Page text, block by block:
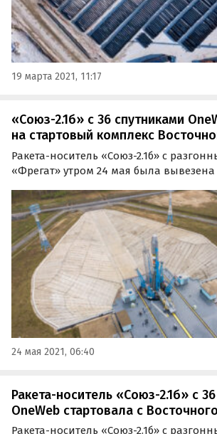
19 марта 2021, 11:17
«Союз-2.1б» с 36 спутниками
на стартовый комплекс
Ракета-носитель «Союз-2.1б» с
«Фрегат» утром 24 мая была
нагрузки ракеты в рамках
мая запуска выступают 36
24 мая 2021, 06:40
Ракета-носитель «Союз-2.1б» с
OneWeb стартовала с Восточного
Ракета-носитель «Союз-2.1б» с